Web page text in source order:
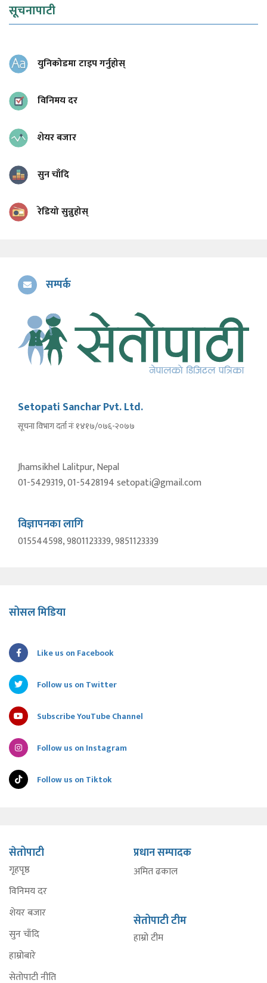
सूचनापाटी
युनिकोडमा टाइप गर्नुहोस्
विनिमय दर
शेयर बजार
सुन चाँदि
रेडियो सुन्नुहोस्
सम्पर्क
Setopati Sanchar Pvt. Ltd.
सूचना विभाग दर्ता नंः १४१७/०७६-२०७७
Jhamsikhel Lalitpur, Nepal
01-5429319, 01-5428194 setopati@gmail.com
विज्ञापनका लागि
015544598, 9801123339, 9851123339
सोसल मिडिया
Like us on Facebook
Follow us on Twitter
Subscribe YouTube Channel
Follow us on Instagram
Follow us on Tiktok
सेतोपाटी
गृहपृष्ठ
विनिमय दर
शेयर बजार
सुन चाँदि
हाम्रोबारे
सेतोपाटी नीति
प्रधान सम्पादक
अमित ढकाल
सेतोपाटी टीम
हाम्रो टीम